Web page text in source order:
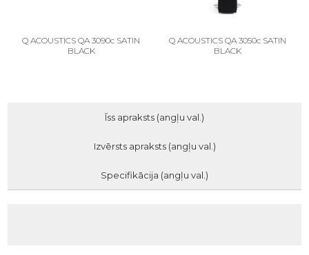
Q ACOUSTICS QA 3090c SATIN
BLACK
Q ACOUSTICS QA 3050c SATIN
BLACK
Īss apraksts (angļu val.)
Izvērsts apraksts (angļu val.)
Specifikācija (angļu val.)